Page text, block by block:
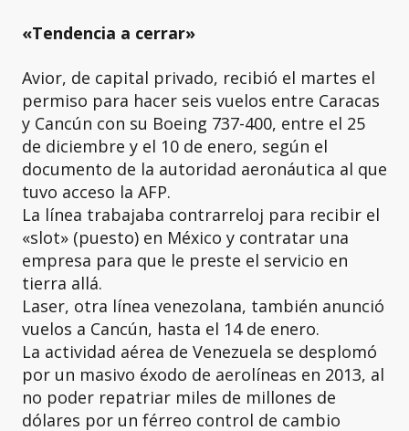
«Tendencia a cerrar»
Avior, de capital privado, recibió el martes el
permiso para hacer seis vuelos entre Caracas
y Cancún con su Boeing 737-400, entre el 25
de diciembre y el 10 de enero, según el
documento de la autoridad aeronáutica al que
tuvo acceso la AFP.
La línea trabajaba contrarreloj para recibir el
«slot» (puesto) en México y contratar una
empresa para que le preste el servicio en
tierra allá.
Laser, otra línea venezolana, también anunció
vuelos a Cancún, hasta el 14 de enero.
La actividad aérea de Venezuela se desplomó
por un masivo éxodo de aerolíneas en 2013, al
no poder repatriar miles de millones de
dólares por un férreo control de cambio